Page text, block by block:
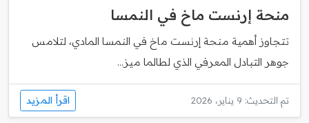
منحة إرنست ماخ في النمسا
تتجاوز أهمية منحة إرنست ماخ في النمسا المادي، لتلامس
جوهر التبادل المعرفي الذي لطالما ميز...
تم التحديث: 9 يناير، 2026 اقرأ المزيد